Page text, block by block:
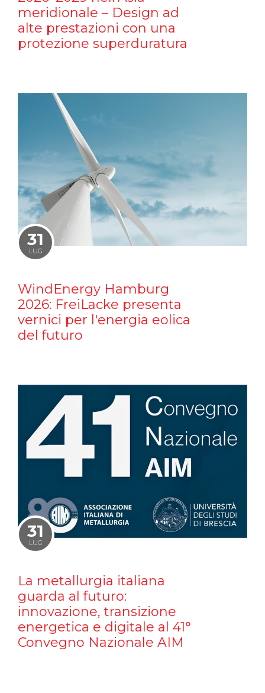
meridionale – Design ad
alte prestazioni con una
protezione superduratura
31
LUG
WindEnergy Hamburg
2026: FreiLacke presenta
vernici per l'energia eolica
del futuro
31
LUG
La metallurgia italiana
guarda al futuro:
innovazione, transizione
energetica e digitale al 41°
Convegno Nazionale AIM